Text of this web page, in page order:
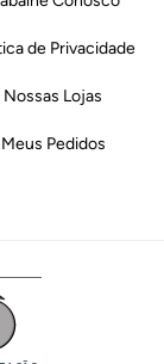
de Privacidade
Nossas Lojas
Meus Pedidos